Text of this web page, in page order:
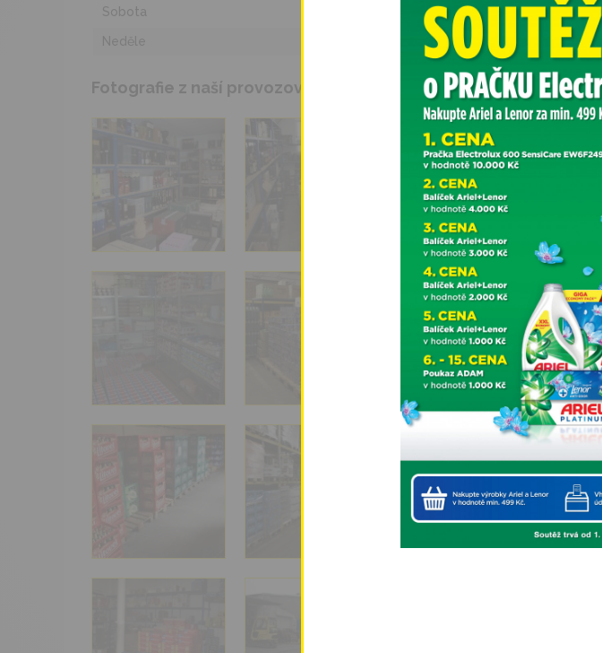
Sobota od 9:00
Neděle zavřeno
Fotografie z naší provozovny